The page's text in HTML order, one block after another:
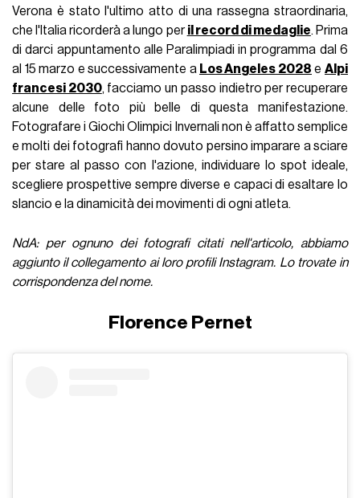
Verona è stato l'ultimo atto di una rassegna straordinaria,
che l'Italia ricorderà a lungo peril record di medaglie. Prima
di darci appuntamento alle Paralimpiadi in programma dal 6
al 15 marzo e successivamente a Los Angeles 2028 e Alpi
francesi 2030, facciamo un passo indietro per recuperare
alcune delle foto più belle di questa manifestazione.
Fotografare i Giochi Olimpici Invernali non è affatto semplice
e molti dei fotografi hanno dovuto persino imparare a sciare
per stare al passo con l'azione, individuare lo spot ideale,
scegliere prospettive sempre diverse e capaci di esaltare lo
slancio e la dinamicità dei movimenti di ogni atleta.
NdA: per ognuno dei fotografi citati nell'articolo, abbiamo
aggiunto il collegamento ai loro profili Instagram. Lo trovate in
corrispondenza del nome.
Florence Pernet